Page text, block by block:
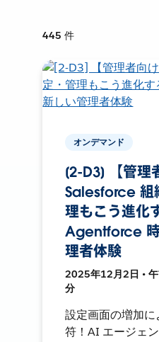
445 件
オンデマンド
[2-D3] 【管理
Salesforce 組
理もこう進化
Agentforce
理者体験
2025年12月2日 •
分
設定画面の増加
符！AI エージェ